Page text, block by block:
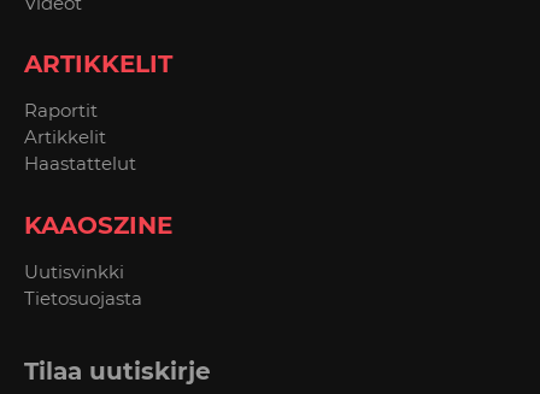
ARTIKKELIT
Raportit
Artikkelit
Haastattelut
KAAOSZINE
Uutisvinkki
Tietosuojasta
Tilaa uutiskirje